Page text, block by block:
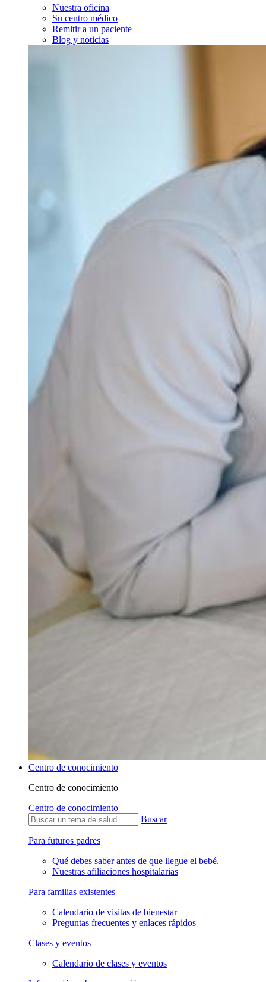
Nuestra oficina
Su centro médico
Remitir a un paciente
Blog y noticias
Centro de conocimiento
Centro de conocimiento
Centro de conocimiento
Buscar
Para futuros padres
Qué debes saber antes de que llegue el bebé.
Nuestras afiliaciones hospitalarias
Para familias existentes
Calendario de visitas de bienestar
Preguntas frecuentes y enlaces rápidos
Clases y eventos
Calendario de clases y eventos